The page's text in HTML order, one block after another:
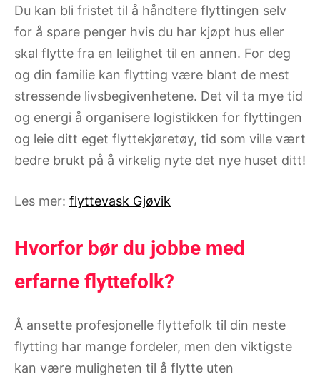
Du kan bli fristet til å håndtere flyttingen selv
for å spare penger hvis du har kjøpt hus eller
skal flytte fra en leilighet til en annen. For deg
og din familie kan flytting være blant de mest
stressende livsbegivenhetene. Det vil ta mye tid
og energi å organisere logistikken for flyttingen
og leie ditt eget flyttekjøretøy, tid som ville vært
bedre brukt på å virkelig nyte det nye huset ditt!
Les mer: flyttevask Gjøvik
Hvorfor bør du jobbe med
erfarne flyttefolk?
Å ansette profesjonelle flyttefolk til din neste
flytting har mange fordeler, men den viktigste
kan være muligheten til å flytte uten